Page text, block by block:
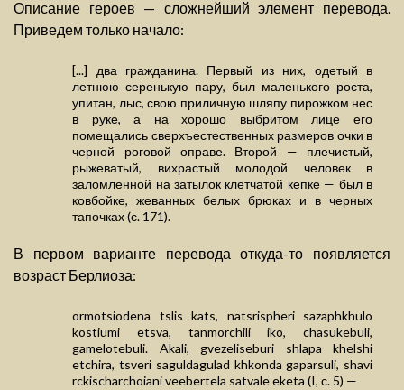
Описание героев — сложнейший элемент перевода.
Приведем только начало:
[...] два гражданина. Первый из них, одетый в
летнюю серенькую пару, был маленького роста,
упитан, лыс, свою приличную шляпу пирожком нес
в руке, а на хорошо выбритом лице его
помещались сверхъестественных размеров очки в
черной роговой оправе. Второй — плечистый,
рыжеватый, вихрастый молодой человек в
заломленной на затылок клетчатой кепке — был в
ковбойке, жеванных белых брюках и в черных
тапочках (с. 171).
В первом варианте перевода откуда-то появляется
возраст Берлиоза:
ormotsiodena tslis kats, natsrispheri sazaphkhulo
kostiumi etsva, tanmorchili iko, chasukebuli,
gamelotebuli. Akali, gvezeliseburi shlapa khelshi
etchira, tsveri saguldagulad khkonda gaparsuli, shavi
rckischarchoiani veebertela satvale eketa (I, с. 5) —